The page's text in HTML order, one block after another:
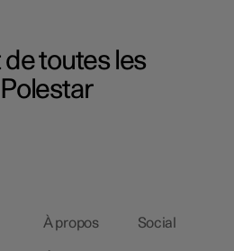
de toutes les
À propos Social